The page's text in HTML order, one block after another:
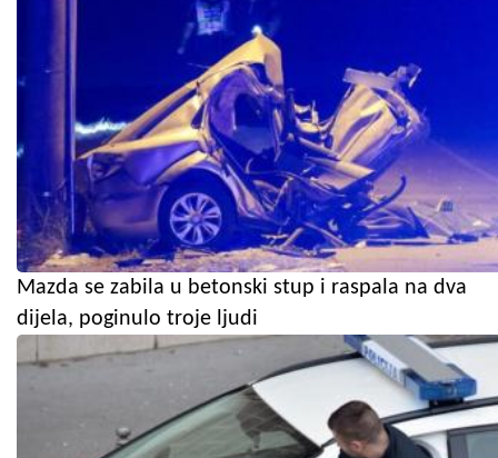
Mazda se zabila u betonski stup i raspala na dva
dijela, poginulo troje ljudi